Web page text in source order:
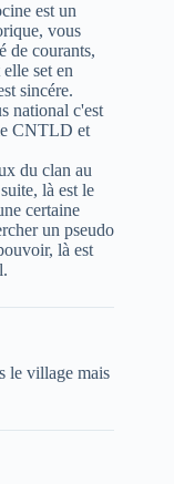
est un
vous
de courants,
set en
sincére.
national c'est
CNTLD et
du clan au
là est le
certaine
un pseudo
là est
le village mais